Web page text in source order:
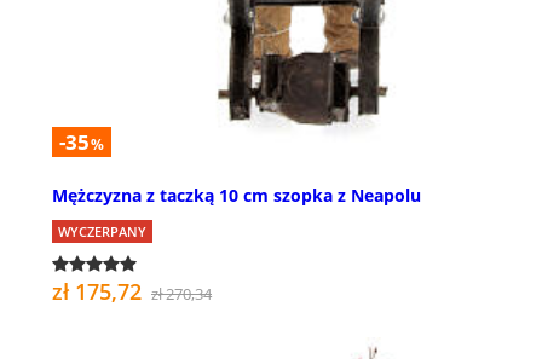
-35%
Mężczyzna z taczką 10 cm szopka z Neapolu
WYCZERPANY
zł 175,72 zł 270,34